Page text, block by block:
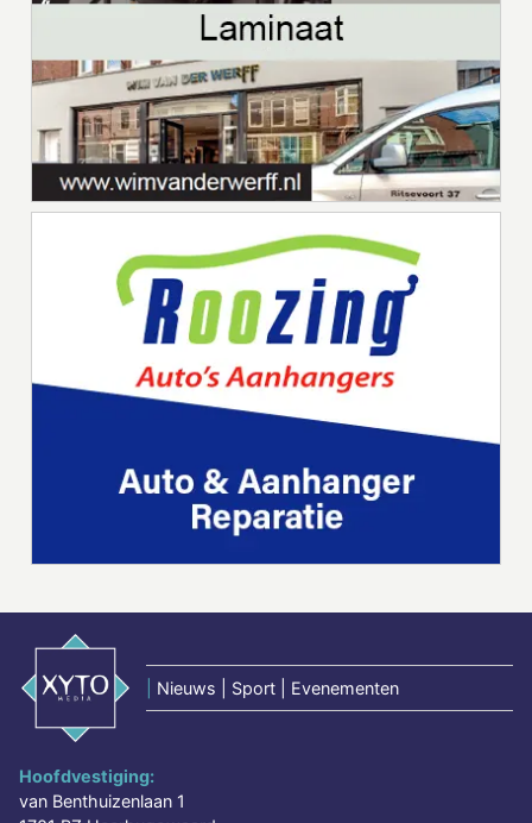
Nieuws | Sport | Evenementen
Hoofdvestiging:
van Benthuizenlaan 1